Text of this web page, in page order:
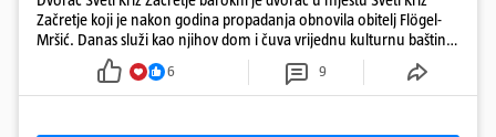
Začretje koji je nakon godina propadanja obnovila obitelj Flögel-
Mršić. Danas služi kao njihov dom i čuva vrijednu kulturnu baštinu
davno zaboravljenog vremena
6 9